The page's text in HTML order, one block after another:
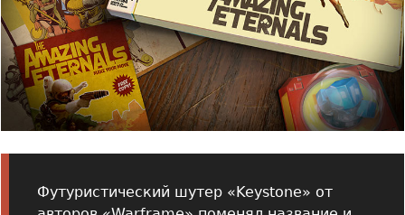
Футуристический шутер «Keystone» от